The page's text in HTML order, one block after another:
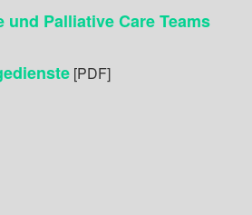
und Palliative Care Teams
[PDF]